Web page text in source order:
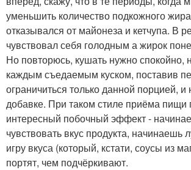
уменьшить количество подкожного
отказывался от майонеза и кетчупа. В
чувствовал себя голодным а жирок
Но повторюсь, кушать нужно спокойно,
каждым съедаемым куском, поставив
ограничиться только данной порцией, и
добавке. При таком стиле приёма пищи
интересный побочный эффект -
чувствовать вкус продукта, начинаешь
игру вкуса (который, кстати, соусы из
портят, чем подчёркивают.